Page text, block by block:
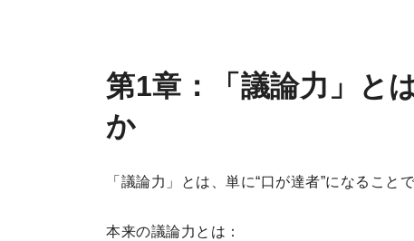
第1章：「議論力」と
か
「議論力」とは、単に“口が達者”になること
本来の議論力とは：